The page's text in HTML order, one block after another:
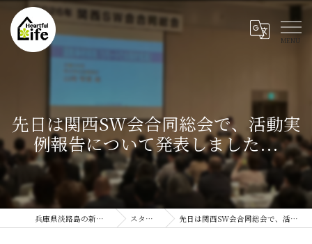
先日は関西SW会合同総会で、活動実
例報告について発表しました...
兵庫県淡路島の新築ならハートフルライフ スタッフブログ 先日は関西SW会合同総会で、活動実例報告について発表しました...